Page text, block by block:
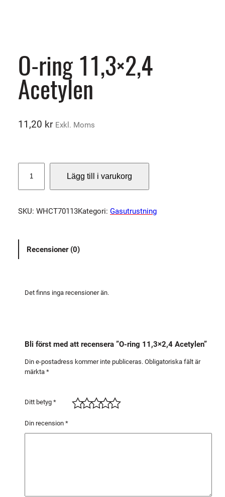
O-ring 11,3×2,4
Acetylen
11,20 kr Exkl. Moms
r
n
1
Lägg till i varukorg
SKU: WHCT70113Kategori: Gasutrustning
Recensioner (0)
Det finns inga recensioner än.
Bli först med att recensera ”O-ring 11,3×2,4 Acetylen”
Din e-postadress kommer inte publiceras. Obligatoriska fält är
märkta *
Ditt betyg *
Din recension *